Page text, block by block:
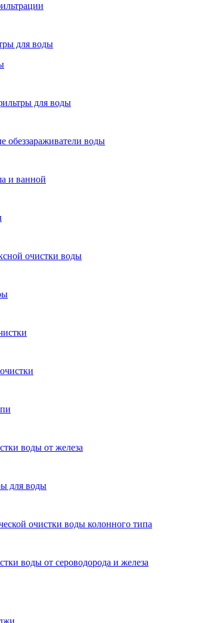
для воды
для воды
обеззараживатели воды
и ванной
очистки воды
воды от железа
для воды
очистки воды колонного типа
воды от сероводорода и железа